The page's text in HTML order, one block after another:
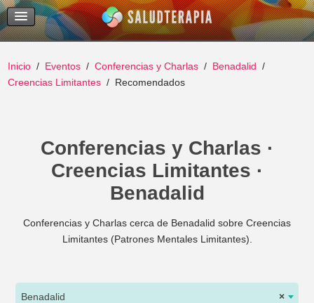
Temas Recientes
Buscar
Inicio Eventos Conferencias y Charlas
Benadalid
Creencias Limitantes
Recomendados
Conferencias y Charlas ·
Creencias Limitantes ·
Benadalid
Conferencias y Charlas cerca de Benadalid sobre Creencias
Limitantes (Patrones Mentales Limitantes).
×
Benadalid